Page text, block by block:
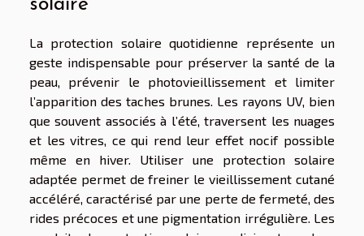
solaire
La protection solaire quotidienne représente un
geste indispensable pour préserver la santé de la
peau, prévenir le photovieillissement et limiter
l’apparition des taches brunes. Les rayons UV, bien
que souvent associés à l’été, traversent les nuages
et les vitres, ce qui rend leur effet nocif possible
même en hiver. Utiliser une protection solaire
adaptée permet de freiner le vieillissement cutané
accéléré, caractérisé par une perte de fermeté, des
rides précoces et une pigmentation irrégulière. Les